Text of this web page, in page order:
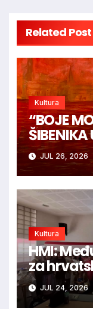
Related Post
Kultura
“BOJE
ŠIBENIKA
JUL 26, 2026
Kultura
HMI:
za
JUL 24, 2026